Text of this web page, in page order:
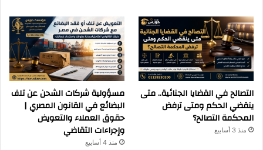
التصالح في القضايا الجنائية.. متى
ينقضي الحكم ومتى ترفض
المحكمة التصالح؟
منذ 3 أسابيع
مسؤولية شركات الشحن عن تلف
البضائع في القانون المصري |
حقوق العملاء والتعويض
وإجراءات التقاضي
منذ 4 أسابيع